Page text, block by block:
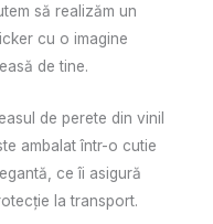
să realizăm un
cu o imagine
de tine.
de perete din vinil
ambalat într-o cutie
ce îi asigură
la transport.